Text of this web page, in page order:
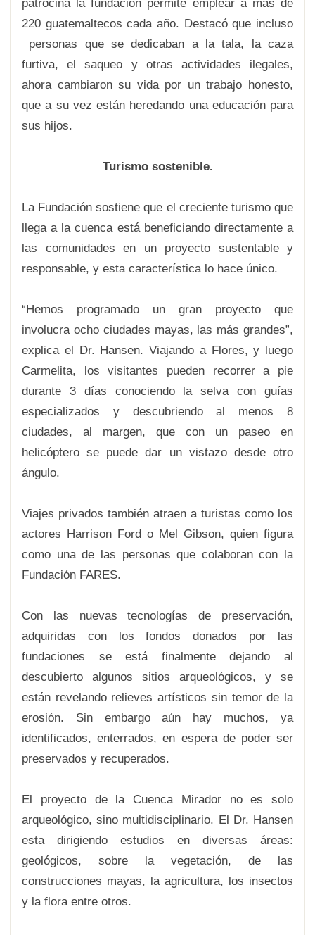
patrocina la fundación permite emplear a más de
220 guatemaltecos cada año. Destacó que incluso
personas que se dedicaban a la tala, la caza
furtiva, el saqueo y otras actividades ilegales,
ahora cambiaron su vida por un trabajo honesto,
que a su vez están heredando una educación para
sus hijos.
Turismo sostenible.
La Fundación sostiene que el creciente turismo que
llega a la cuenca está beneficiando directamente a
las comunidades en un proyecto sustentable y
responsable, y esta característica lo hace único.
“Hemos programado un gran proyecto que
involucra ocho ciudades mayas, las más grandes”,
explica el Dr. Hansen. Viajando a Flores, y luego
Carmelita, los visitantes pueden recorrer a pie
durante 3 días conociendo la selva con guías
especializados y descubriendo al menos 8
ciudades, al margen, que con un paseo en
helicóptero se puede dar un vistazo desde otro
ángulo.
Viajes privados también atraen a turistas como los
actores Harrison Ford o Mel Gibson, quien figura
como una de las personas que colaboran con la
Fundación FARES.
Con las nuevas tecnologías de preservación,
adquiridas con los fondos donados por las
fundaciones se está finalmente dejando al
descubierto algunos sitios arqueológicos, y se
están revelando relieves artísticos sin temor de la
erosión. Sin embargo aún hay muchos, ya
identificados, enterrados, en espera de poder ser
preservados y recuperados.
El proyecto de la Cuenca Mirador no es solo
arqueológico, sino multidisciplinario. El Dr. Hansen
esta dirigiendo estudios en diversas áreas:
geológicos, sobre la vegetación, de las
construcciones mayas, la agricultura, los insectos
y la flora entre otros.